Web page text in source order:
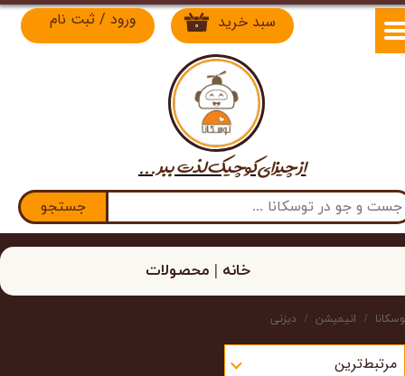
جستجو
۰ سبد خرید ورود / ثبت نام
حساب کاربری من
خروج از حساب کاربریاز چیزای کوچیک لذت​​​​​​​ ببر ...
خانه | محصولات
انیمیشن دیزنی
مرتبط‌ترین